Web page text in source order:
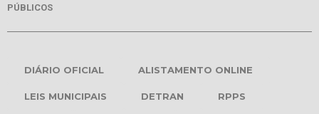
PÚBLICOS
DIÁRIO OFICIAL ALISTAMENTO ONLINE
LEIS MUNICIPAIS DETRAN RPPS